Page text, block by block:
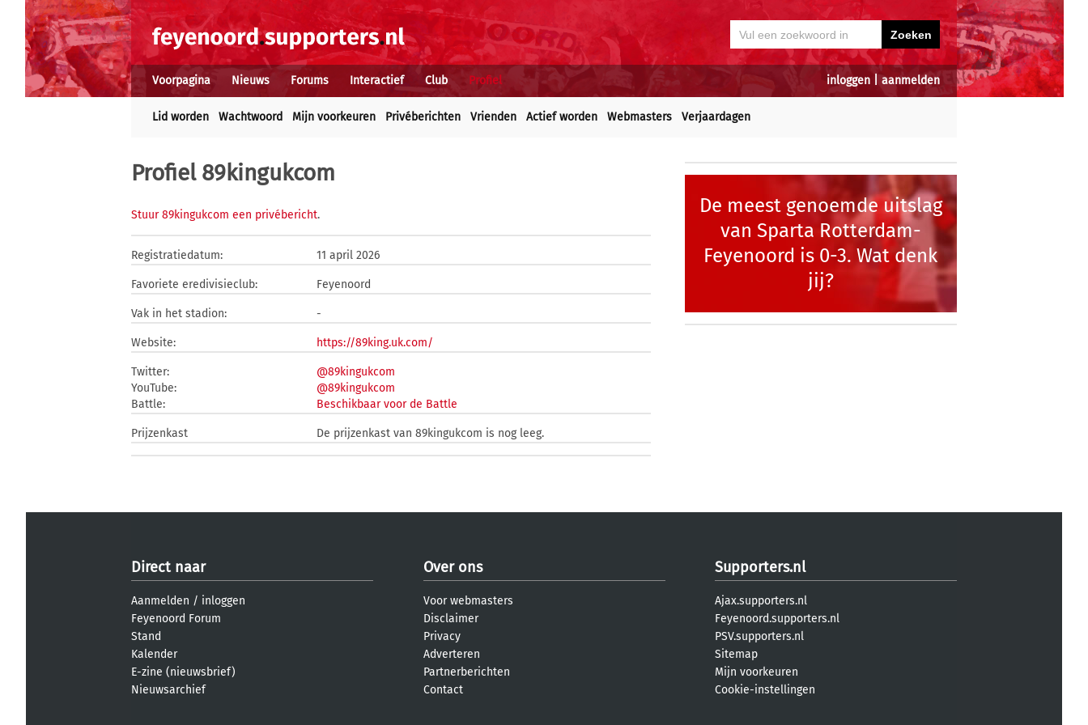
inloggen aanmelden
Voorpagina Nieuws Forums Interactief Club Profiel
Lid worden Wachtwoord Mijn voorkeuren Privéberichten Vrienden Actief worden Webmasters Verjaardagen
Profiel 89kingukcom
Stuur 89kingukcom een privébericht.
Registratiedatum: 11 april 2026
Favoriete eredivisieclub: Feyenoord
Vak in het stadion: -
Website: https://89king.uk.com/
Twitter:
@89kingukcom
YouTube:
@89kingukcom
Battle:
Beschikbaar voor de Battle
Prijzenkast De prijzenkast van 89kingukcom is nog leeg.
De meest genoemde uitslag
van Sparta Rotterdam-
Feyenoord is 0-3. Wat denk
jij?
Direct naar
Aanmelden / inloggen
Feyenoord Forum
Stand
Kalender
E-zine (nieuwsbrief)
Nieuwsarchief
Over ons
Voor webmasters
Disclaimer
Privacy
Adverteren
Partnerberichten
Contact
Supporters.nl
Ajax.supporters.nl
Feyenoord.supporters.nl
PSV.supporters.nl
Sitemap
Mijn voorkeuren
Cookie-instellingen